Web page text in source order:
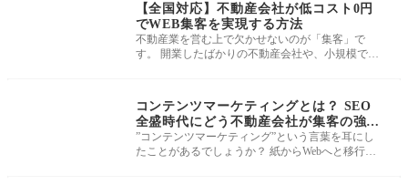
【全国対応】不動産会社が低コスト0円
でWEB集客を実現する方法
不動産業を営む上で欠かせないのが「集客」で
す。 開業したばかりの不動産会社や、小規模で運
コンテンツマーケティングとは？ SEO
全盛時代にどう不動産会社が集客の強み
を作るか！？
”コンテンツマーケティング”という言葉を耳にし
たことがあるでしょうか？ 紙からWebへと移行し